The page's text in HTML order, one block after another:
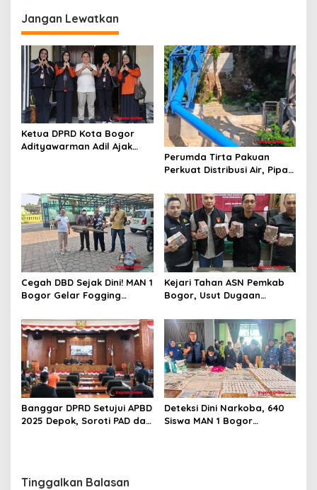
s
i
p
o
s
Jangan Lewatkan
Ketua DPRD Kota Bogor
Adityawarman Adil Ajak
Perumda Tirta Pakuan
Perkuat Distribusi Air, Pipa
Beroperasi
Cegah DBD Sejak Dini! MAN 1
Bogor Gelar Fogging
Belajar yang Aman
Kejari Tahan ASN Pemkab
Bogor, Usut Dugaan
Utara Rp93 Miliar
Banggar DPRD Setujui APBD
2025 Depok, Soroti PAD dan
Deteksi Dini Narkoba, 640
Siswa MAN 1 Bogor
Tinggalkan Balasan